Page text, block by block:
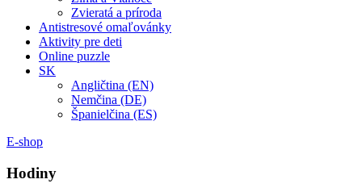
Zvieratá a príroda
Antistresové omaľovánky
Aktivity pre deti
Online puzzle
SK
Angličtina (EN)
Nemčina (DE)
Španielčina (ES)
E-shop
Hodiny